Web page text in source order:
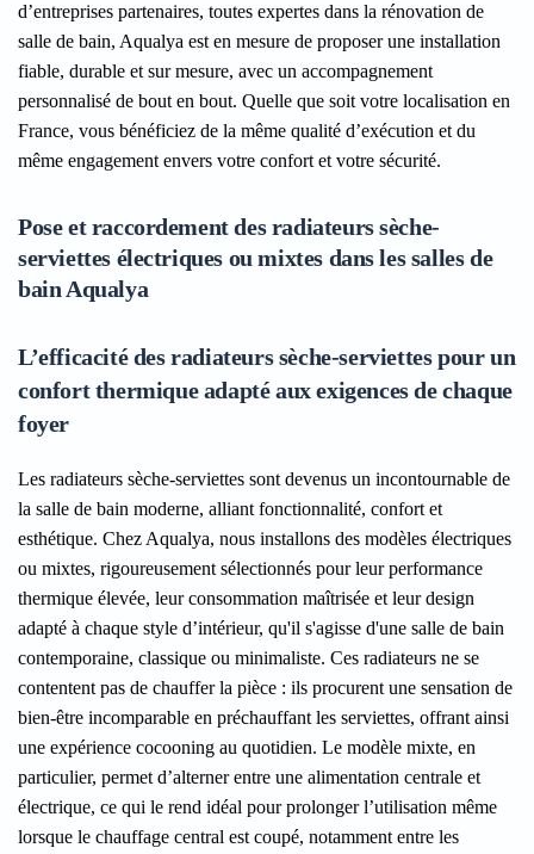
d’entreprises partenaires, toutes expertes dans la rénovation de
salle de bain, Aqualya est en mesure de proposer une installation
fiable, durable et sur mesure, avec un accompagnement
personnalisé de bout en bout. Quelle que soit votre localisation en
France, vous bénéficiez de la même qualité d’exécution et du
même engagement envers votre confort et votre sécurité.
Pose et raccordement des radiateurs sèche-
serviettes électriques ou mixtes dans les salles de
bain Aqualya
L’efficacité des radiateurs sèche-serviettes pour un
confort thermique adapté aux exigences de chaque
foyer
Les radiateurs sèche-serviettes sont devenus un incontournable de
la salle de bain moderne, alliant fonctionnalité, confort et
esthétique. Chez Aqualya, nous installons des modèles électriques
ou mixtes, rigoureusement sélectionnés pour leur performance
thermique élevée, leur consommation maîtrisée et leur design
adapté à chaque style d’intérieur, qu'il s'agisse d'une salle de bain
contemporaine, classique ou minimaliste. Ces radiateurs ne se
contentent pas de chauffer la pièce : ils procurent une sensation de
bien-être incomparable en préchauffant les serviettes, offrant ainsi
une expérience cocooning au quotidien. Le modèle mixte, en
particulier, permet d’alterner entre une alimentation centrale et
électrique, ce qui le rend idéal pour prolonger l’utilisation même
lorsque le chauffage central est coupé, notamment entre les